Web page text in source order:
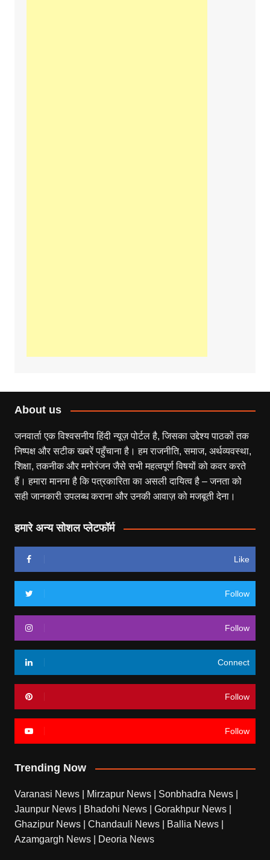
About us
जनवार्ता एक विश्वसनीय हिंदी न्यूज़ पोर्टल है, जिसका उद्देश्य पाठकों तक
निष्पक्ष और सटीक खबरें पहुँचाना है। हम राजनीति, समाज, अर्थव्यवस्था,
शिक्षा, तकनीक और मनोरंजन जैसे सभी महत्वपूर्ण विषयों को कवर करते
हैं। हमारा मानना है कि पत्रकारिता का असली दायित्व है – जनता को
सही जानकारी उपलब्ध कराना और उनकी आवाज़ को मजबूती देना।
हमारे अन्य सोशल प्लेटफॉर्म
Like
Follow
Follow
Connect
Follow
Follow
Trending Now
Varanasi News Mirzapur News Sonbhadra News
Jaunpur News
Bhadohi News Gorakhpur News
Ghazipur News
Chandauli News Ballia News
Azamgargh News
Deoria News